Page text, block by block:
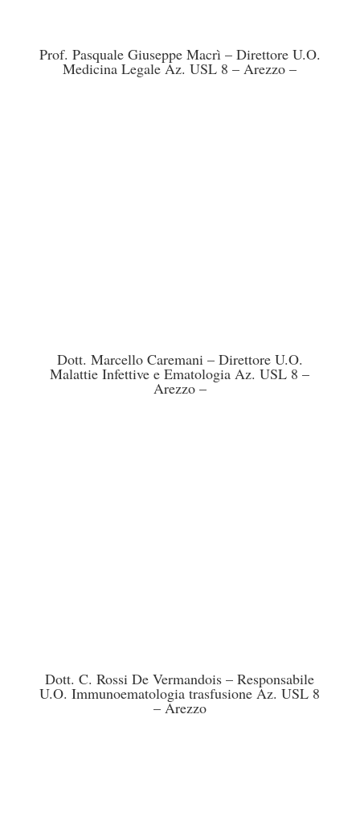
Prof. Pasquale Giuseppe Macrì – Direttore U.O.
Medicina Legale Az. USL 8 – Arezzo –
Dott. Marcello Caremani – Direttore U.O.
Malattie Infettive e Ematologia Az. USL 8 –
Arezzo –
Dott. C. Rossi De Vermandois – Responsabile
U.O. Immunoematologia trasfusione Az. USL 8
– Arezzo